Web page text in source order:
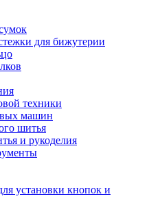
для бижутерии
техники
машин
шитья
и рукоделия
установки кнопок и